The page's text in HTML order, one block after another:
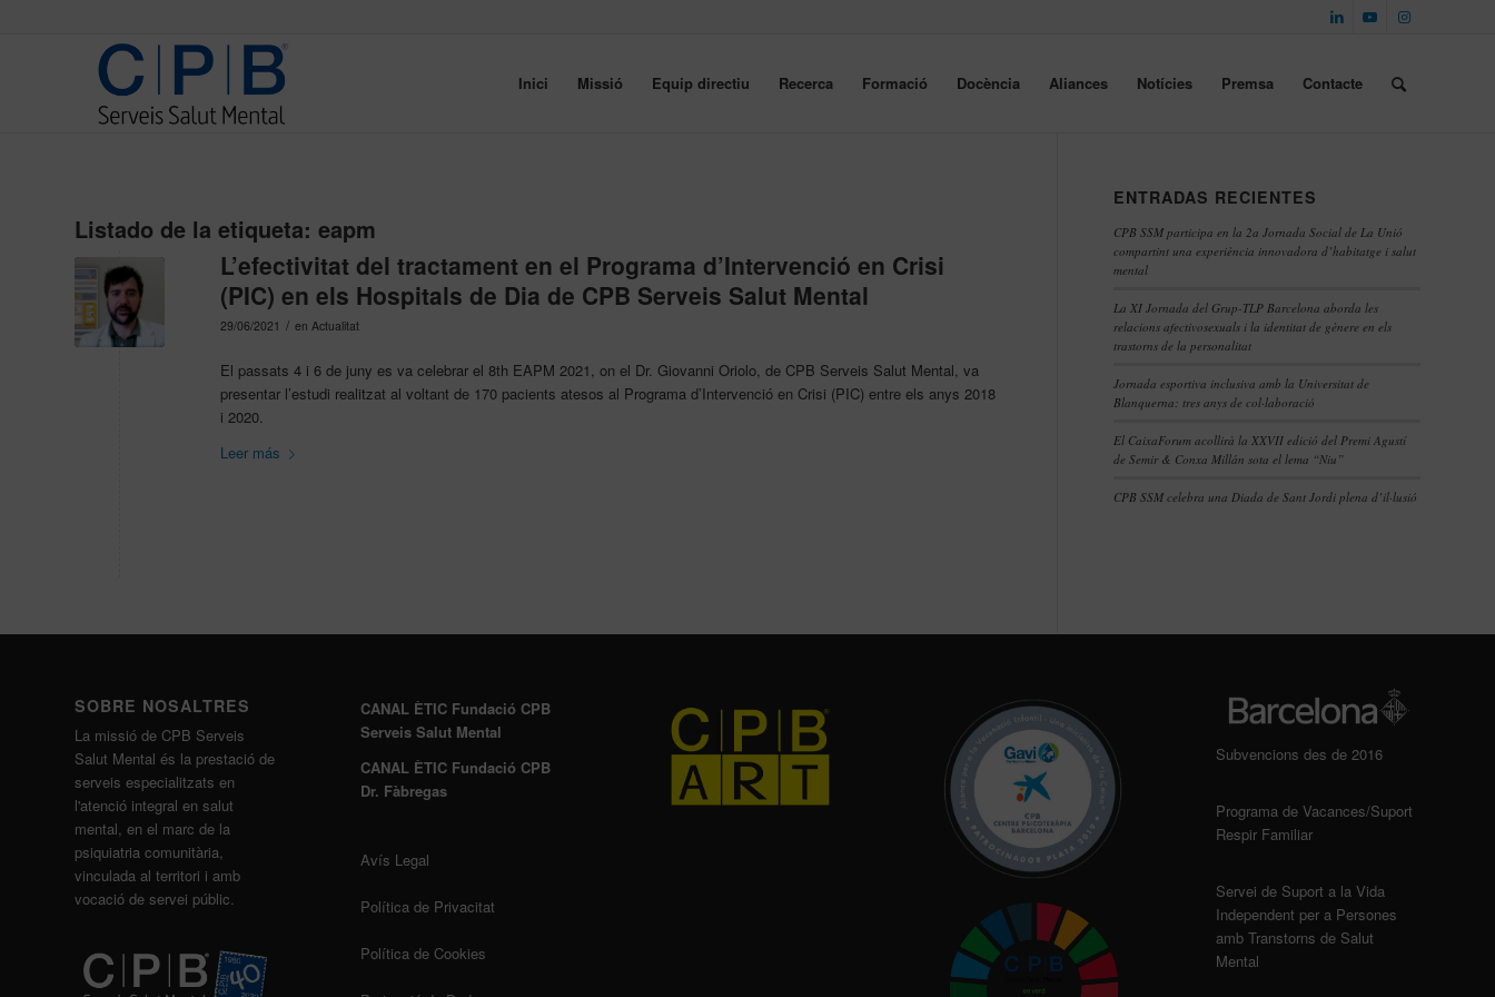
Inici Missió Equip directiu Recerca Formació Docència Aliances Notícies Premsa Contacte
Listado de la etiqueta: eapm
L’efectivitat del tractament en el Programa d’Intervenció en Crisi
(PIC) en els Hospitals de Dia de CPB Serveis Salut Mental
29/06/2021 / en Actualitat
El passats 4 i 6 de juny es va celebrar el 8th EAPM 2021, on el Dr. Giovanni Oriolo, de CPB Serveis Salut Mental, va
presentar l’estudi realitzat al voltant de 170 pacients atesos al Programa d’Intervenció en Crisi (PIC) entre els anys 2018
i 2020.
Leer más
ENTRADAS RECIENTES
CPB SSM participa en la 2a Jornada Social de La Unió
compartint una experiència innovadora d’habitatge i salut
mental
La XI Jornada del Grup-TLP Barcelona aborda les
relacions afectivosexuals i la identitat de gènere en els
trastorns de la personalitat
Jornada esportiva inclusiva amb la Universitat de
Blanquerna: tres anys de col·laboració
El CaixaForum acollirà la XXVII edició del Premi Agustí
de Semir & Conxa Millán sota el lema “Niu”
CPB SSM celebra una Diada de Sant Jordi plena d’il·lusió
SOBRE NOSALTRES
La missió de CPB Serveis
Salut Mental és la prestació de
serveis especialitzats en
l'atenció integral en salut
mental, en el marc de la
psiquiatria comunitària,
vinculada al territori i amb
vocació de servei públic.
CANAL ÈTIC Fundació CPB
Serveis Salut Mental
CANAL ÈTIC Fundació CPB
Dr. Fàbregas
Avís Legal
Política de Privacitat
Política de Cookies
Subvencions des de 2016
Programa de Vacances/Suport
Respir Familiar
Servei de Suport a la Vida
Independent per a Persones
amb Transtorns de Salut
Mental